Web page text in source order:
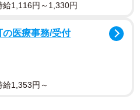
給1,116円～1,330円
の医療事務/受付
1,353円～